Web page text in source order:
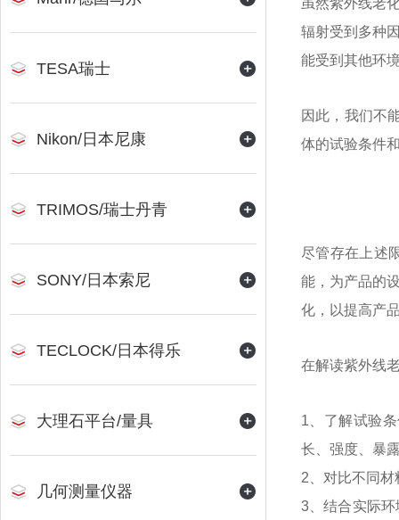
TESA瑞士
Nikon/日本尼康
TRIMOS/瑞士丹青
SONY/日本索尼
TECLOCK/日本得乐
大理石平台/量具
几何测量仪器
虽然紫外线老
辐射受到多种
能受到其他环
因此，我们不
体的试验条件
尽管存在上述
能，为产品的
化，以提高产
在解读紫外线
1、了解试验
长、强度、暴
2、对比不同
3、结合实际